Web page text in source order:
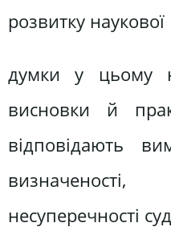
розвитку наукової
думки у цьому
висновки й
відповідають
визначеності,
несуперечності